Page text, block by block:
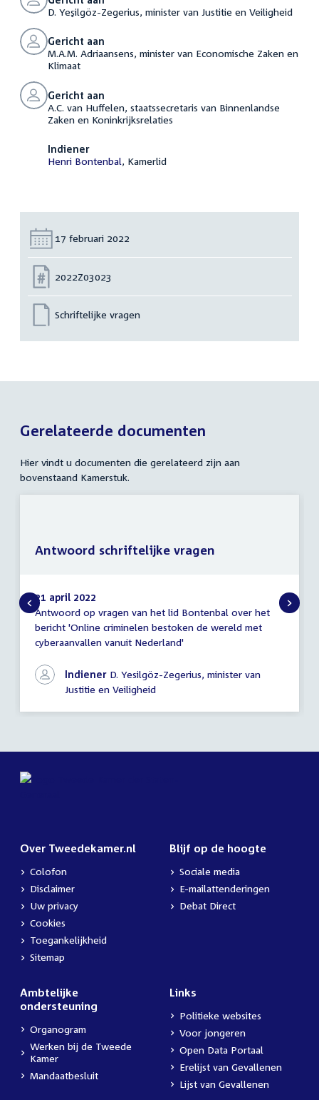
D. Yeşilgöz-Zegerius, minister van Justitie en Veiligheid
Gericht aan
M.A.M. Adriaansens, minister van Economische Zaken en
Klimaat
Gericht aan
A.C. van Huffelen, staatssecretaris van Binnenlandse
Zaken en Koninkrijksrelaties
Indiener
Henri Bontenbal, Kamerlid
Datum:
17 februari 2022
Nummer:
2022Z03023
Schriftelijke vragen
Gerelateerde documenten
Hier vindt u documenten die gerelateerd zijn aan
bovenstaand Kamerstuk.
Antwoord
schriftelijke
vragen
21 april 2022
Antwoord op vragen van het lid Bontenbal over het
bericht 'Online criminelen bestoken de wereld met
cyberaanvallen vanuit Nederland'
Indiener D. Yesilgöz-Zegerius, minister van
Justitie en Veiligheid
Antwoord schriftelijke vragen
Over Tweedekamer.nl
Colofon
Disclaimer
Uw privacy
Cookies
Toegankelijkheid
Sitemap
Blijf op de hoogte
Sociale media
E-mailattenderingen
Debat Direct
Ambtelijke
ondersteuning
Organogram
Werken bij de Tweede
Kamer
Mandaatbesluit
Links
Politieke websites
Voor jongeren
Open Data Portaal
Erelijst van Gevallenen
Lijst van Gevallenen